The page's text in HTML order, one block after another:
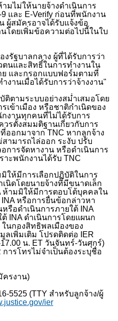
มไม่ให้นายจ้างดำเนินการ
9 และ E-Verify ก่อนที่พนักงาน
ผู้สมัครอาจได้รับแจ้งข้อ
โดยเพิ่มข้อความต่อไปนี้ในใบ
รัฐบาลกลาง ผู้ที่ได้รับการว่า
นและสิทธิ์ในการทำงานใน
ย และกรอกแบบฟอร์มตามที่
งานเมื่อได้รับการว่าจ้างงาน"
ติตามระบบอย่างสม่ำเสมอโดย
ข้าเมือง หรือชาติกำเนิดของ
กงานทุกคนที่ไม่ได้รับการ
วรตั้งสมมติฐานเกี่ยวกับการ
ออกมาจาก TNC หากลูกจ้าง
สามารถไล่ออก ระงับ ปรับ
การจัดหางาน หรือดำเนินการ
าะพนักงานได้รับ TNC
ให้มีการเลือกปฏิบัติในการ
นิดโดยนายจ้างที่มีขนาดเล็ก
ห้ามมิให้มีการตอบโต้บุคคลใน
INAหรือการยื่นข้อกล่าวหา
รือดำเนินการภายใต้ INA
ต้ INA ดำเนินการโดยแผนก
ในกองสิทธิพลเมืองของ
ลเพิ่มเติม โปรดติดต่อ
IER
น. ET วันจันทร์-วันศุกร์)
การโทรไม่จำเป็นต้องระบุชื่อ
ครงาน)
5525 (TTY สำหรับลูกจ้าง/ผู้
ier